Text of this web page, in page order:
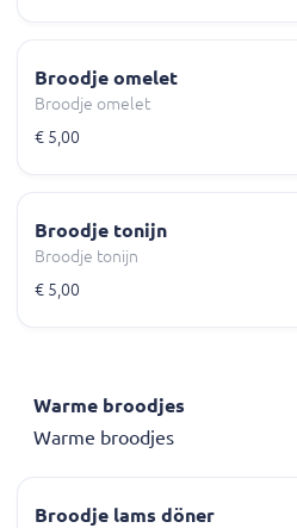
Broodje omelet
Broodje omelet
€ 5,00
Broodje tonijn
Broodje tonijn
€ 5,00
Warme broodjes
Warme broodjes
Broodje lams döner